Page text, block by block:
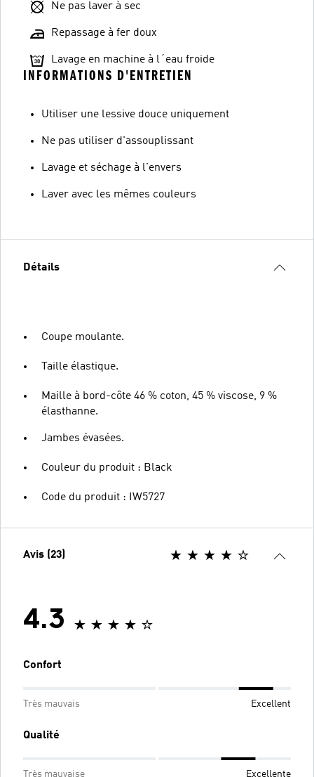
Ne pas laver à sec
Repassage à fer doux
Lavage en machine à l´eau froide
INFORMATIONS D'ENTRETIEN
Utiliser une lessive douce uniquement
Ne pas utiliser d'assouplissant
Lavage et séchage à l'envers
Laver avec les mêmes couleurs
Détails
Coupe moulante.
Taille élastique.
Maille à bord-côte 46 % coton, 45 % viscose, 9 %
élasthanne.
Jambes évasées.
Couleur du produit : Black
Code du produit : IW5727
Avis (23)
4.3
Confort
Très mauvais Excellent
Qualité
Très mauvaise Excellente